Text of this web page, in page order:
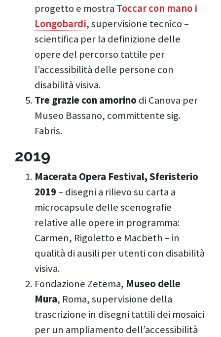
progetto e mostra Toccar con mano i
Longobardi, supervisione tecnico –
scientifica per la definizione delle
opere del percorso tattile per
l’accessibilità delle persone con
disabilità visiva.
Tre grazie con amorino di Canova per
Museo Bassano, committente sig.
Fabris.
2019
Macerata Opera Festival, Sferisterio
2019 – disegni a rilievo su carta a
microcapsule delle scenografie
relative alle opere in programma:
Carmen, Rigoletto e Macbeth – in
qualità di ausili per utenti con disabilità
visiva.
Fondazione Zetema, Museo delle
Mura, Roma, supervisione della
trascrizione in disegni tattili dei mosaici
per un ampliamento dell’accessibilità